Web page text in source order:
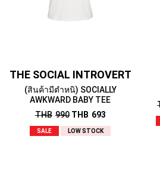
THE SOCIAL INTROVERT
(สินค้ามีตำหนิ) SOCIALLY
AWKWARD BABY TEE
THB 990 THB 693
SALE LOW STOCK